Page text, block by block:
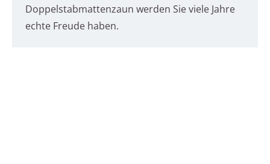
Doppelstabmattenzaun werden Sie viele Jahre
echte Freude haben.